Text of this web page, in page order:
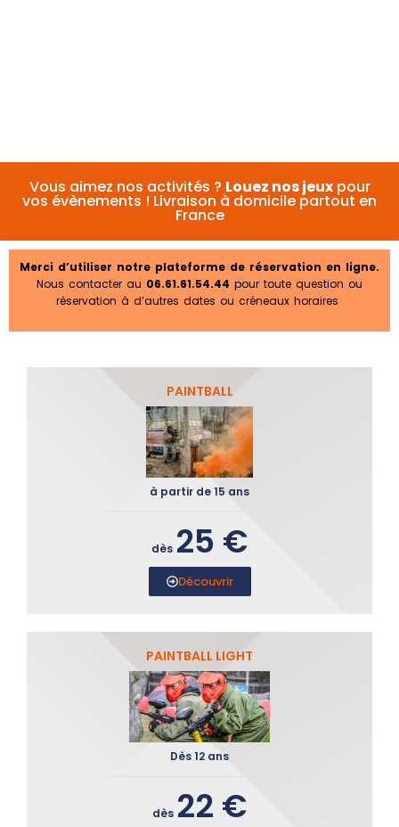
Vous aimez nos activités ? Louez nos jeuxpour
vos évènements ! Livraison à domicile partout en
France
Merci d’utiliser notre plateforme de réservation en ligne.
Nous contacter au 06.61.61.54.44 pour toute question ou
réservation à d’autres dates ou créneaux horaires
PAINTBALL
à partir de 15 ans
dès 25 €
Découvrir
PAINTBALL LIGHT
Dès 12 ans
dès 22 €